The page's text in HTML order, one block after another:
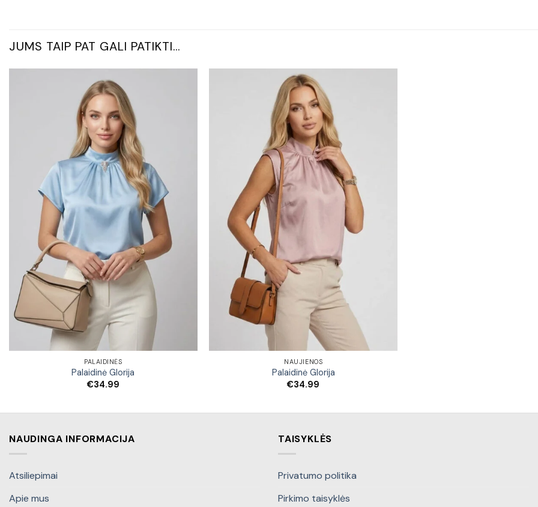
JUMS TAIP PAT GALI PATIKTI…
PALAIDINĖS
Palaidinė Glorija
€34.99
NAUJIENOS
Palaidinė Glorija
€34.99
NAUDINGA INFORMACIJA
Atsiliepimai
Apie mus
TAISYKLĖS
Privatumo politika
Pirkimo taisyklės